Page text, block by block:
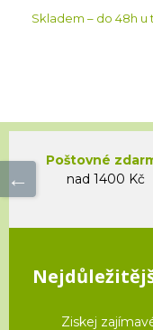
Skladem – do 48h u
Poštovné
nad 1400 Kč
Ziskej